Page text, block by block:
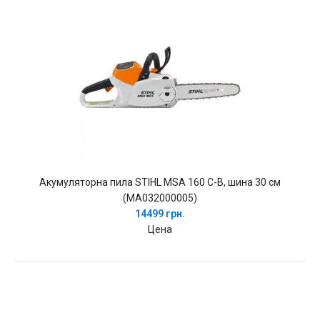
Акумуляторна пила STIHL MSA 160 C-B, шина 30 см
(MA032000005)
14499 грн.
Цена